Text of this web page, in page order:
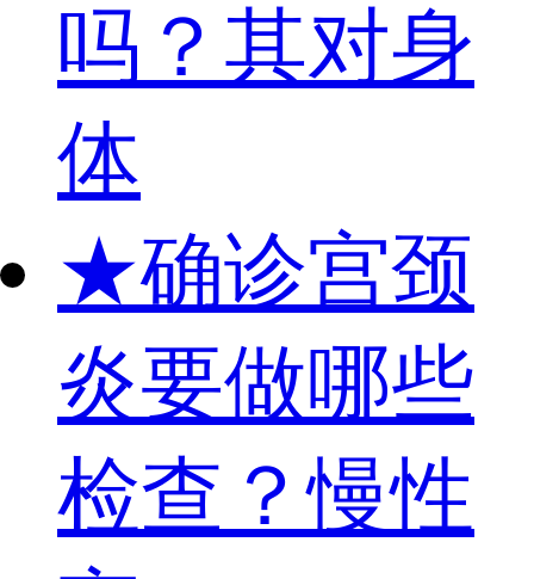
吗？其对身
体
★确诊宫颈
炎要做哪些
检查？慢性